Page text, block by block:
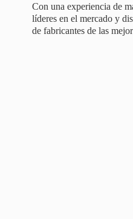
Con una experiencia de
líderes en el mercado y
de fabricantes de las